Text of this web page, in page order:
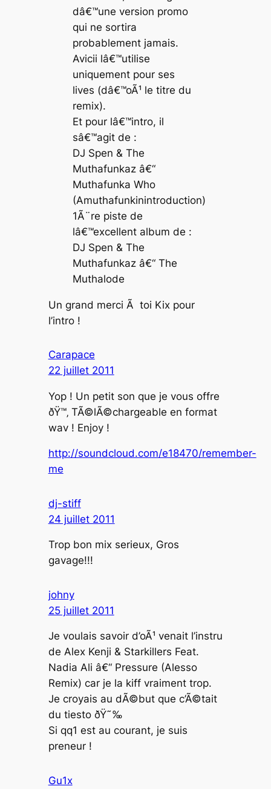
dâ€™une version promo
qui ne sortira
probablement jamais.
Avicii lâ€™utilise
uniquement pour ses
lives (dâ€™oÃ¹ le titre du
remix).
Et pour lâ€™intro, il
sâ€™agit de :
DJ Spen & The
Muthafunkaz â€“
Muthafunka Who
(Amuthafunkinintroduction)
1Ã¨re piste de
lâ€™excellent album de :
DJ Spen & The
Muthafunkaz â€“ The
Muthalode
Un grand merci Ã toi Kix pour
l’intro !
Carapace
22 juillet 2011
Yop ! Un petit son que je vous offre
ðŸ™‚ TÃ©lÃ©chargeable en format
wav ! Enjoy !
http://soundcloud.com/e18470/remember-
me
dj-stiff
24 juillet 2011
Trop bon mix serieux, Gros
gavage!!!
johny
25 juillet 2011
Je voulais savoir d’oÃ¹ venait l’instru
de Alex Kenji & Starkillers Feat.
Nadia Ali â€“ Pressure (Alesso
Remix) car je la kiff vraiment trop.
Je croyais au dÃ©but que c’Ã©tait
du tiesto ðŸ˜‰
Si qq1 est au courant, je suis
preneur !
Gu1x